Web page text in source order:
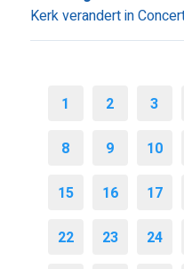
Kerk verandert in
1 2 3
8 9 10
15 16 17
22 23 24